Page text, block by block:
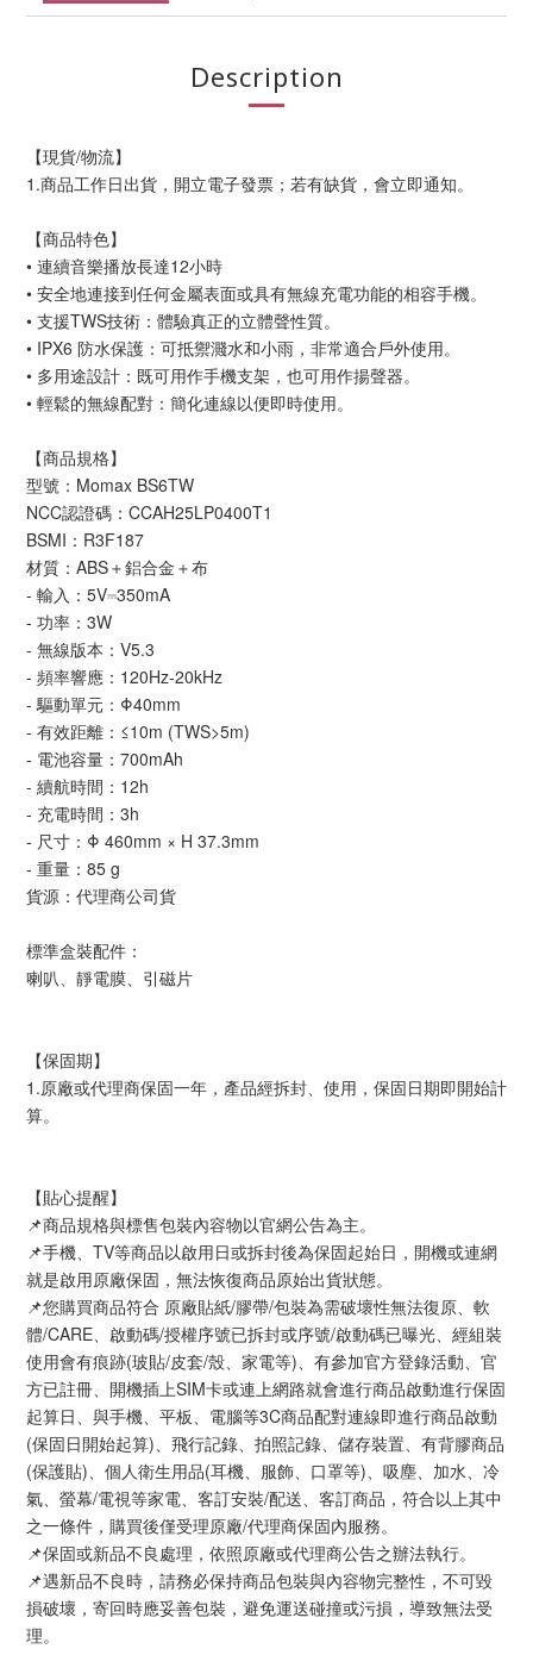
Description
【現貨/物流】
1.商品工作日出貨，開立電子發票；若有缺貨，會立即通知。
【商品特色】
• 連續音樂播放長達12小時
• 安全地連接到任何金屬表面或具有無線充電功能的相容手機。
• 支援TWS技術：體驗真正的立體聲性質。
• IPX6 防水保護：可抵禦濺水和小雨，非常適合戶外使用。
• 多用途設計：既可用作手機支架，也可用作揚聲器。
• 輕鬆的無線配對：簡化連線以便即時使用。
【商品規格】
型號：Momax BS6TW
NCC認證碼：CCAH25LP0400T1
BSMI：R3F187
材質：ABS＋鋁合金＋布
- 輸入：5V⎓350mA
- 功率：3W
- 無線版本：V5.3
- 頻率響應：120Hz-20kHz
- 驅動單元：Φ40mm
- 有效距離：≤10m (TWS>5m)
- 電池容量：700mAh
- 續航時間：12h
- 充電時間：3h
- 尺寸：Φ 460mm × H 37.3mm
- 重量：85 g
貨源：代理商公司貨
標準盒裝配件：
喇叭、靜電膜、引磁片
【保固期】
1.原廠或代理商保固一年，產品經拆封、使用，保固日期即開始計
算。
【貼心提醒】
📌商品規格與標售包裝內容物以官網公告為主。
📌手機、TV等商品以啟用日或拆封後為保固起始日，開機或連網
就是啟用原廠保固，無法恢復商品原始出貨狀態。
📌您購買商品符合 原廠貼紙/膠帶/包裝為需破壞性無法復原、軟
體/CARE、啟動碼/授權序號已拆封或序號/啟動碼已曝光、經組裝
使用會有痕跡(玻貼/皮套/殼、家電等)、有參加官方登錄活動、官
方已註冊、開機插上SIM卡或連上網路就會進行商品啟動進行保固
起算日、與手機、平板、電腦等3C商品配對連線即進行商品啟動
(保固日開始起算)、飛行記錄、拍照記錄、儲存裝置、有背膠商品
(保護貼)、個人衛生用品(耳機、服飾、口罩等)、吸塵、加水、冷
氣、螢幕/電視等家電、客訂安裝/配送、客訂商品，符合以上其中
之一條件，購買後僅受理原廠/代理商保固內服務。
📌保固或新品不良處理，依照原廠或代理商公告之辦法執行。
📌遇新品不良時，請務必保持商品包裝與內容物完整性，不可毀
損破壞，寄回時應妥善包裝，避免運送碰撞或污損，導致無法受
理。